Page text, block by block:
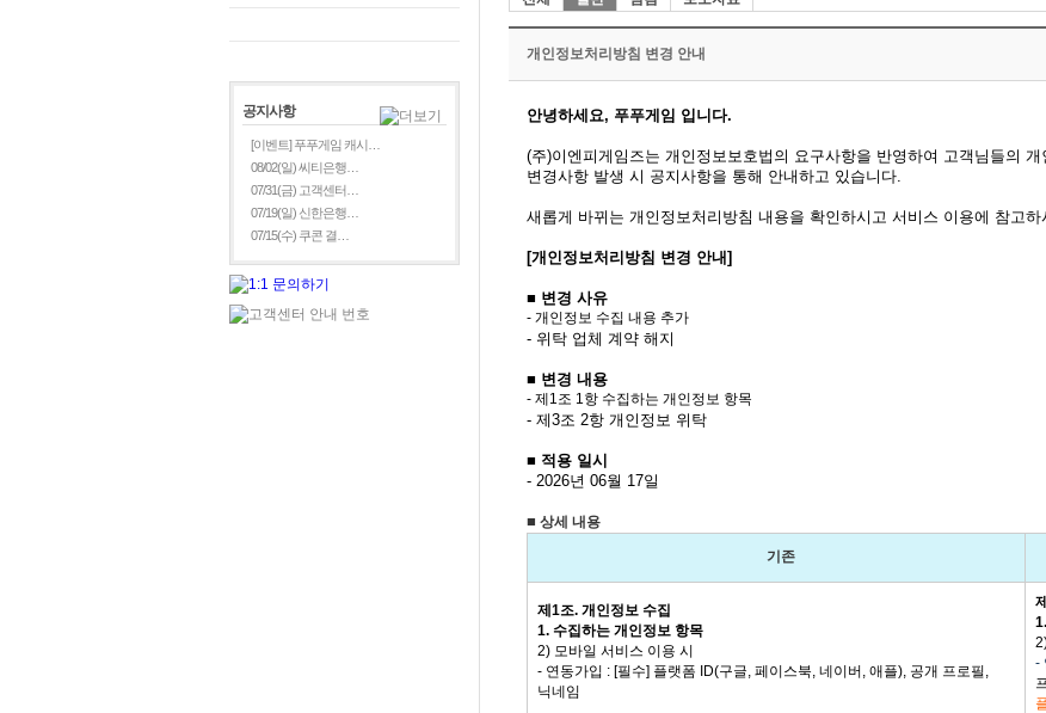
공지사항
[이벤트] 푸푸게임 캐시…
08/02(일) 씨티은행…
07/31(금) 고객센터…
07/19(일) 신한은행…
07/15(수) 쿠콘 결…
개인정보처리방침 변경 안내
안녕하세요, 푸푸게임 입니다.
(주)이엔피게임즈는 개인정보보호법의 요구사항을 반영하여 고객님들의
변경사항 발생 시 공지사항을 통해 안내하고 있습니다.
새롭게 바뀌는 개인정보처리방침 내용을 확인하시고 서비스 이용에 참고하
[개인정보처리방침 변경 안내]
■ 변경 사유
- 개인정보 수집 내용 추가
- 위탁 업체 계약 해지
■ 변경 내용
- 제1조 1항 수집하는 개인정보 항목
- 제3조 2항 개인정보 위탁
■ 적용 일시
- 2026년 06월 17일
■ 상세 내용
기존
제1조. 개인정보 수집
1. 수집하는 개인정보 항목
2) 모바일 서비스 이용 시
- 연동가입 : [필수] 플랫폼 ID(구글, 페이스북, 네이버, 애플), 공개 프로필,
닉네임
-